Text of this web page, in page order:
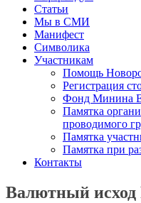
Статьи
Мы в СМИ
Манифест
Символика
Участникам
Помощь
Регистрация
Фонд Минина
Памятка
проводимого
Памятка
Памятка при
Контакты
Валютный исход